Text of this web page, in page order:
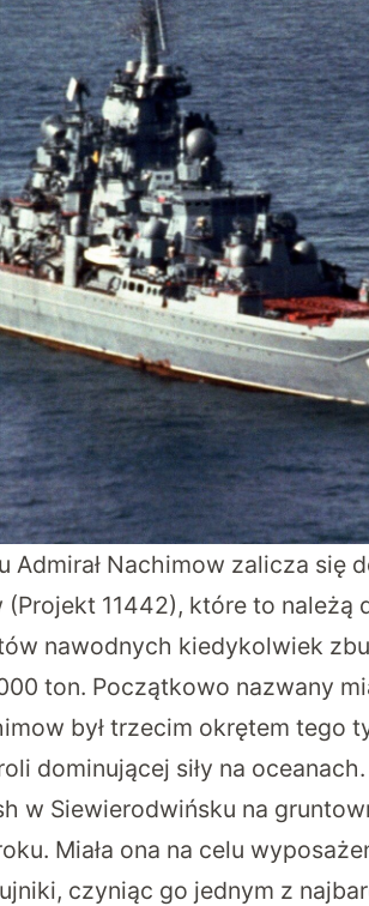
Admirał Nachimow zalicza się
11442), które to należą
nawodnych kiedykolwiek
ton. Początkowo nazwany
był trzecim okrętem tego
dominującej siły na
w Siewierodwińsku na
Miała ona na celu
czyniąc go jednym z